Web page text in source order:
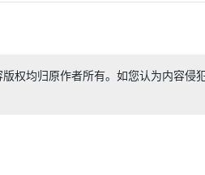
权均归原作者所有。如您认为内容侵